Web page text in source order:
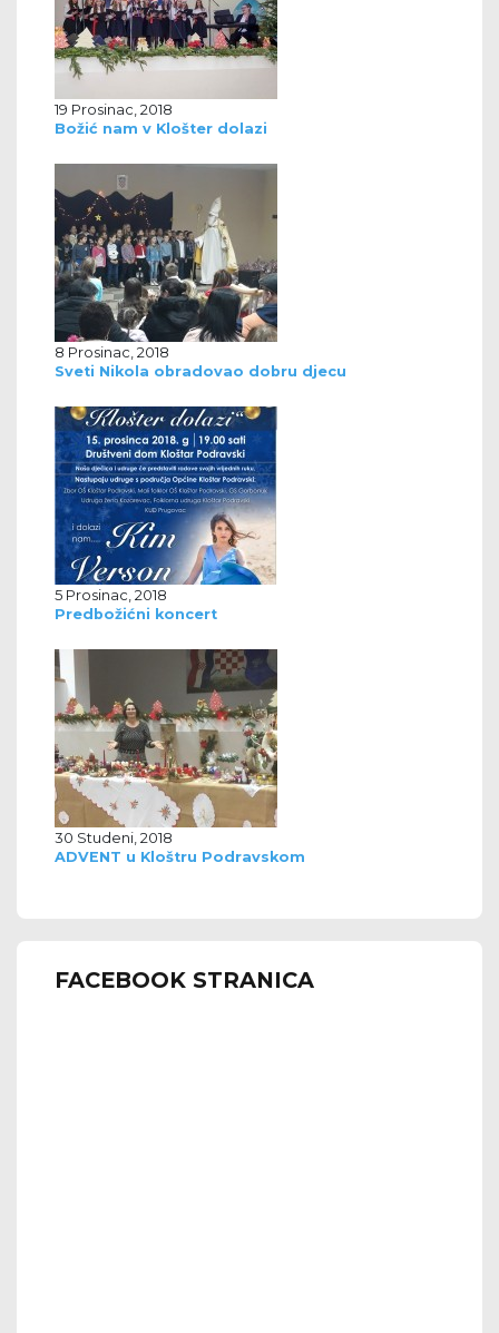
19 Prosinac, 2018
Božić nam v Klošter dolazi
8 Prosinac, 2018
Sveti Nikola obradovao dobru djecu
5 Prosinac, 2018
Predbožićni koncert
30 Studeni, 2018
ADVENT u Kloštru Podravskom
FACEBOOK STRANICA